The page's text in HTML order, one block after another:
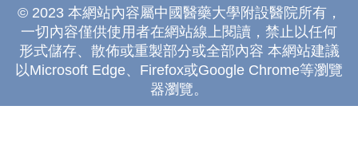
© 2023 本網站內容屬中國醫藥大學附設醫院所有，
一切內容僅供使用者在網站線上閱讀，禁止以任何
形式儲存、散佈或重製部分或全部內容 本網站建議
以Microsoft Edge、Firefox或Google Chrome等瀏覽
器瀏覽。